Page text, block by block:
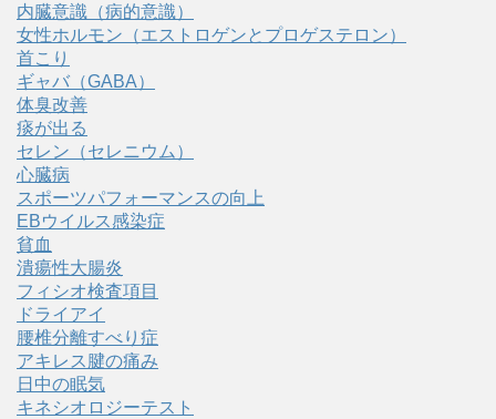
内臓意識（病的意識）
女性ホルモン（エストロゲンとプロゲステロン）
首こり
ギャバ（GABA）
体臭改善
痰が出る
セレン（セレニウム）
心臓病
スポーツパフォーマンスの向上
EBウイルス感染症
貧血
潰瘍性大腸炎
フィシオ検査項目
ドライアイ
腰椎分離すべり症
アキレス腱の痛み
日中の眠気
キネシオロジーテスト